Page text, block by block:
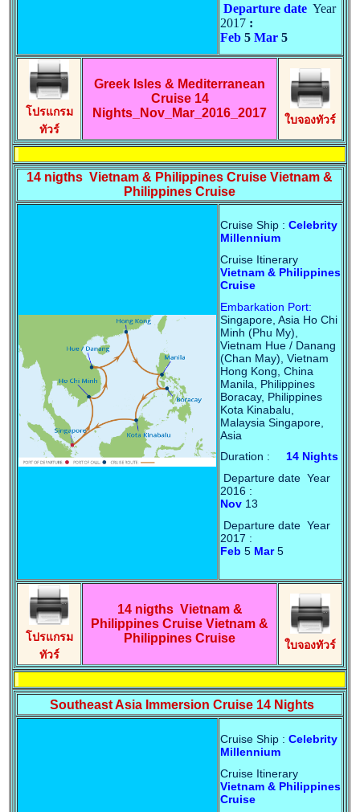
Departure date Year
2017 :
Feb 5Mar 5
โปรแกรม
ทัวร์
Greek Isles & Mediterranean
Cruise 14
Nights_Nov_Mar_2016_2017
ใบจองทัวร์
14 nigths Vietnam & Philippines Cruise Vietnam &
Philippines Cruise
Cruise Ship :Celebrity
Millennium
Cruise Itinerary
Vietnam & Philippines
Cruise
Embarkation Port:
Singapore, Asia Ho Chi
Minh (Phu My),
Vietnam Hue / Danang
(Chan May), Vietnam
Hong Kong, China
Manila, Philippines
Boracay, Philippines
Kota Kinabalu,
Malaysia Singapore,
Asia
Duration :14 Nights
Departure date Year
2016 :
Nov 13
Departure date Year
2017 :
Feb 5 Mar5
โปรแกรม
ทัวร์
14 nigths Vietnam &
Philippines Cruise Vietnam &
Philippines Cruise
ใบจองทัวร์
Southeast Asia Immersion Cruise 14 Nights
Cruise Ship :Celebrity
Millennium
Cruise Itinerary
Vietnam & Philippines
Cruise